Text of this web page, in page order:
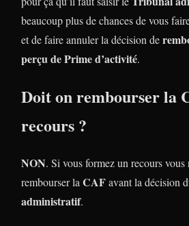
beaucoup plus de chances de vous
et de faire annuler la décision de
perçu de Prime d’activité.
Doit on rembourser la
recours ?
NON. Si vous formez un recours vous
rembourser laCAFavant la décision
administratif.